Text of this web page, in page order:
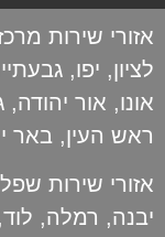
אזורי שירות
לציון, יפו,
אונו, אור יהודה,
ראש העין, באר
אזורי שירות
יבנה, רמלה, לוד,